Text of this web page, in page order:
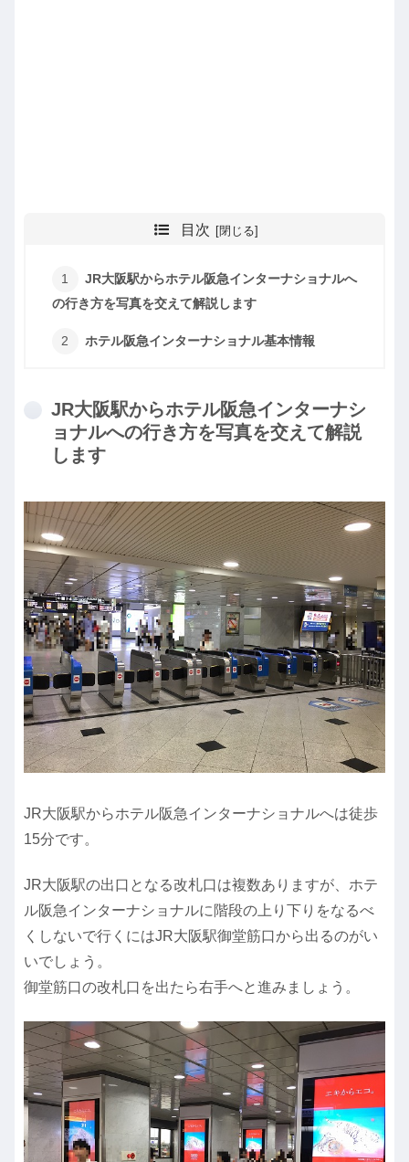
目次
JR大阪駅からホテル阪急インターナショナルへ
の行き方を写真を交えて解説します
ホテル阪急インターナショナル基本情報
JR大阪駅からホテル阪急インターナシ
ョナルへの行き方を写真を交えて解説
します
JR大阪駅からホテル阪急インターナショナルへは徒歩
15分です。
JR大阪駅の出口となる改札口は複数ありますが、ホテ
ル阪急インターナショナルに階段の上り下りをなるべ
くしないで行くにはJR大阪駅御堂筋口から出るのがい
いでしょう。
御堂筋口の改札口を出たら右手へと進みましょう。